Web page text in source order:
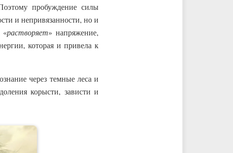
пробуждение силы
и непривязанности, но и
«растворяет» напряжение,
которая и привела к
через темные леса и
корысти, зависти и